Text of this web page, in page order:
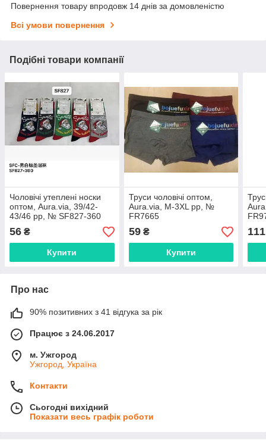
Повернення товару впродовж 14 днів за домовленістю
Всі умови повернення
Подібні товари компанії
Чоловічі утеплені носки
оптом, Aura.via, 39/42-
43/46 pp, № SF827-360
56 ₴
Купити
Труси чоловічі оптом,
Aura.via, M-3XL pp, №
FR7665
59₴
Купити
111
Про нас
90% позитивних з 41 відгука за рік
Працює з 24.06.2017
м. Ужгород
Ужгород, Україна
Контакти
Сьогодні вихідний
Показати весь графік роботи